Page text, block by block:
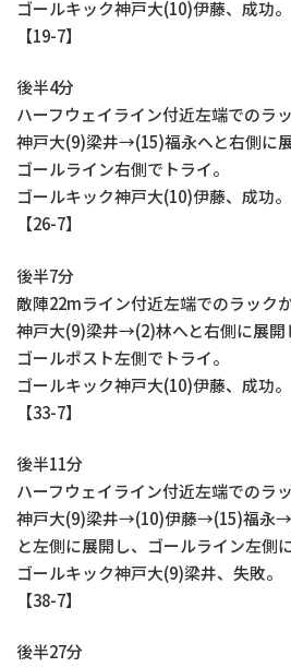
ゴールキック神戸大(10)伊藤、成功。
【19-7】
後半4分
ハーフウェイライン付近左端でのラッ
神戸大(9)梁井→(15)福永へと右側に展
ゴールライン右側でトライ。
ゴールキック神戸大(10)伊藤、成功。
【26-7】
後半7分
敵陣22mライン付近左端でのラックか
神戸大(9)梁井→(2)林へと右側に展開
ゴールポスト左側でトライ。
ゴールキック神戸大(10)伊藤、成功。
【33-7】
後半11分
ハーフウェイライン付近左端でのラッ
神戸大(9)梁井→(10)伊藤→(15)福永
と左側に展開し、ゴールライン左側
ゴールキック神戸大(9)梁井、失敗。
【38-7】
後半27分